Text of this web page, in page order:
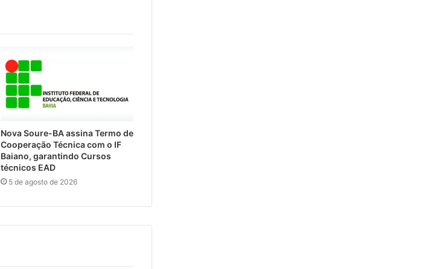
Nova Soure-BA assina Termo de
Cooperação Técnica com o IF
Baiano, garantindo Cursos
técnicos EAD
5 de agosto de 2026